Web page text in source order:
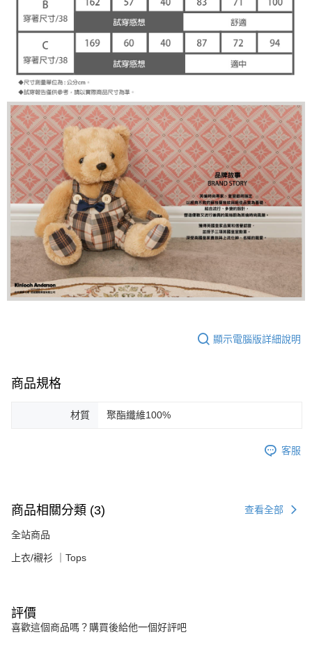
顯示電腦版詳細說明
商品規格
材質 聚酯纖維100%
客服
商品相關分類 (3) 查看全部
全站商品
上衣/襯衫 ｜Tops
評價
喜歡這個商品嗎？購買後給他一個好評吧